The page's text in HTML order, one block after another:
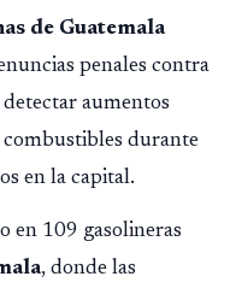
de Guatemala
penales contra
aumentos
combustibles durante
en la capital.
en 109 gasolineras
, donde las